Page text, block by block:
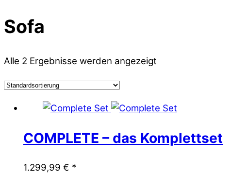
Sofa
Alle 2 Ergebnisse werden angezeigt
COMPLETE – das Komplettset
1.299,99 € *